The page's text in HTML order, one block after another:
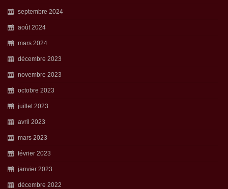
septembre 2024
août 2024
mars 2024
décembre 2023
novembre 2023
octobre 2023
juillet 2023
avril 2023
mars 2023
février 2023
janvier 2023
décembre 2022